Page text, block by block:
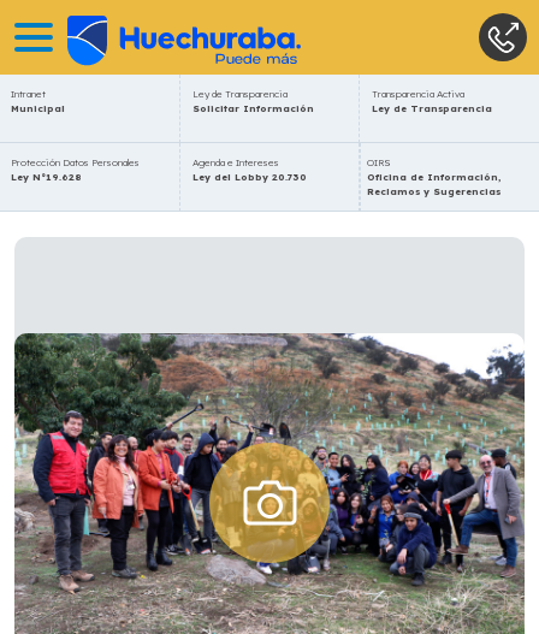
Intranet
Municipal
Ley de Transparencia
Solicitar Información
Transparencia Activa
Ley de Transparencia
Protección Datos Personales
Ley N°19.628
Agenda e Intereses
Ley del Lobby 20.730
OIRS
Oficina de Información,
Reclamos y Sugerencias